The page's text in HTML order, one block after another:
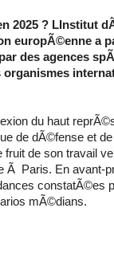
2025 ? LInstitut
europÃ©enne a
des agences
organismes
du haut
de dÃ©fense et
de son travail
Ã Paris. En avant-
constatÃ©es
mÃ©dians.